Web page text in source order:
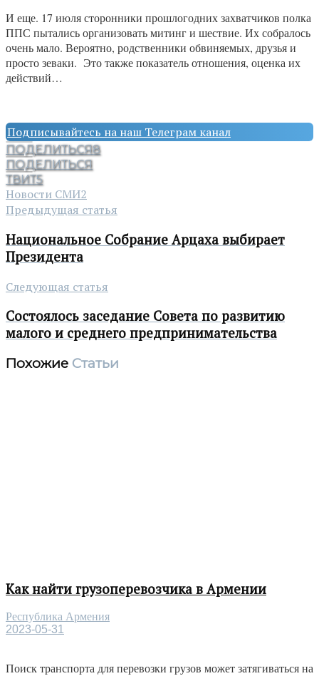
И еще. 17 июля сторонники прошлогодних захватчиков полка
ППС пытались организовать митинг и шествие. Их собралось
очень мало. Вероятно, родственники обвиняемых, друзья и
просто зеваки. Это также показатель отношения, оценка их
действий…
Подписывайтесь на наш Телеграм канал
ПОДЕЛИТЬСЯ8
ПОДЕЛИТЬСЯ
ТВИТ5
Новости СМИ2
Предыдущая статья
Национальное Собрание Арцаха выбирает
Президента
Следующая статья
Состоялось заседание Совета по развитию
малого и среднего предпринимательства
Похожие Статьи
Как найти грузоперевозчика в Армении
Республика Армения
2023-05-31
Поиск транспорта для перевозки грузов может затягиваться на